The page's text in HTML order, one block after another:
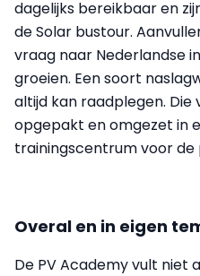
dagelijks bereikbaar en
de Solar bustour.
vraag naar Nederlandse
groeien. Een soort
altijd kan raadplegen.
opgepakt en omgezet in
trainingscentrum voor de
Overal en in eigen
De PV Academy vult niet